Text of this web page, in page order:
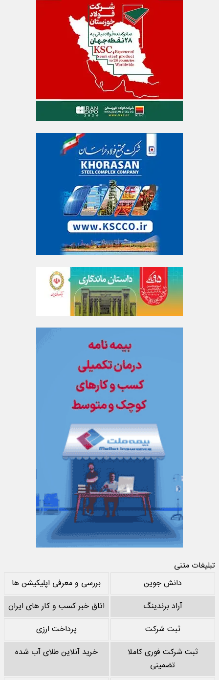
تبلیغات متنی
دانش جوین
بررسی و معرفی اپلیکیشن ها
آراد برندینگ
اتاق خبر کسب و کار های ایران
ثبت شرکت
پرداخت ارزی
ثبت شرکت فوری کاملا
تضمینی
خرید آنلاین طلای آب شده